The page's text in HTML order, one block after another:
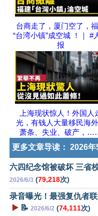
台商走了，厦门空了，
“台湾小镇”成空城 ！｜ #
报
上海现状惊人！外国人
光，有钱人大量移民海外
萧条、失业、破产，
更多文章导读： 2026年
六四纪念馆被破坏 三省
2026/6/3 (79,218次)
录音曝光！最强复仇者
▶️ 📝 2026/6/2 (74,111次)